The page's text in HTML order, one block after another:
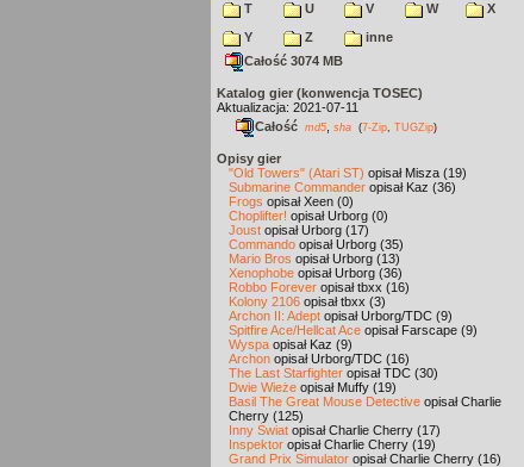
T
U V W
X
Y
Z
inne
Całość 3074 MB
Katalog gier (konwencja TOSEC)
Aktualizacja: 2021-07-11
Całość md5 sha (7-Zip TUGZip)
Opisy gier
"Old Towers" (Atari ST) opisał Misza (19)
Submarine Commander opisał Kaz (36)
Frogs opisał Xeen (0)
Choplifter! opisał Urborg (0)
Joust opisał Urborg (17)
Commando opisał Urborg (35)
Mario Bros opisał Urborg (13)
Xenophobe opisał Urborg (36)
Robbo Forever opisał tbxx (16)
Kolony 2106 opisał tbxx (3)
Archon II: Adept opisał Urborg/TDC (9)
Spitfire Ace/Hellcat Ace opisał Farscape (9)
Wyspa opisał Kaz (9)
Archon opisał Urborg/TDC (16)
The Last Starfighter opisał TDC (30)
Dwie Wieże opisał Muffy (19)
Basil The Great Mouse Detective opisał Charlie
Cherry (125)
Inny Świat opisał Charlie Cherry (17)
Inspektor opisał Charlie Cherry (19)
Grand Prix Simulator opisał Charlie Cherry (16)